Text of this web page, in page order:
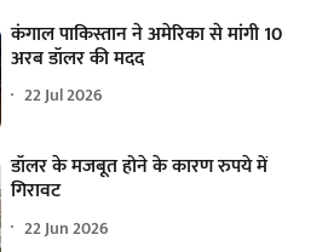
कंगाल पाकिस्तान ने अमेरिका से मांगी 10
अरब डॉलर की मदद
22 Jul 2026
डॉलर के मजबूत होने के कारण रुपये में
गिरावट
22 Jun 2026